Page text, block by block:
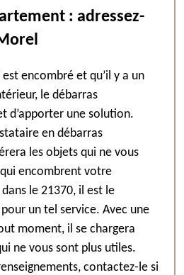
: adressez-
encombré et qu’il y a un
le débarras
d’apporter une solution.
en débarras
les objets qui ne vous
encombrent votre
le 21370, il est le
un tel service. Avec une
moment, il se chargera
ne vous sont plus utiles.
contactez-le si